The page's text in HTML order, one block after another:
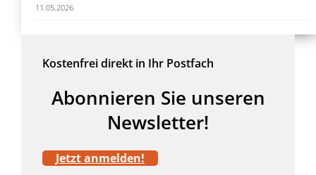
11.05.2026
Kostenfrei direkt in Ihr Postfach
Abonnieren Sie unseren
Newsletter!
Jetzt anmelden!